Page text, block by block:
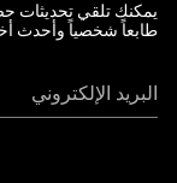
يمكنك تلقي تحديثات
طابعاً شخصياً وأحدث
البريد الإلكتروني